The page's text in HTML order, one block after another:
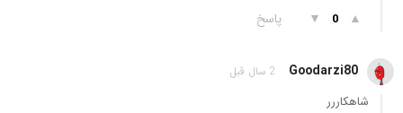
▲
0
▼ پاسخ
Goodarzi80 2 سال قبل
شاهکاررر